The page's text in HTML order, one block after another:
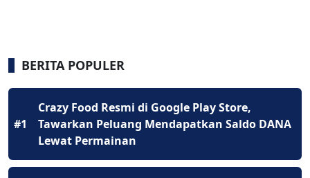
BERITA POPULER
#1
Crazy Food Resmi di Google Play Store,
Tawarkan Peluang Mendapatkan Saldo DANA
Lewat Permainan